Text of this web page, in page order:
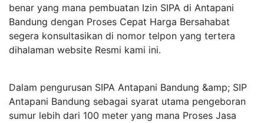
benar yang mana pembuatan Izin SIPA di Antapani
Bandung dengan Proses Cepat Harga Bersahabat
segera konsultasikan di nomor telpon yang tertera
dihalaman website Resmi kami ini.
Dalam pengurusan SIPA Antapani Bandung &amp; SIP
Antapani Bandung sebagai syarat utama pengeboran
sumur lebih dari 100 meter yang mana Proses Jasa